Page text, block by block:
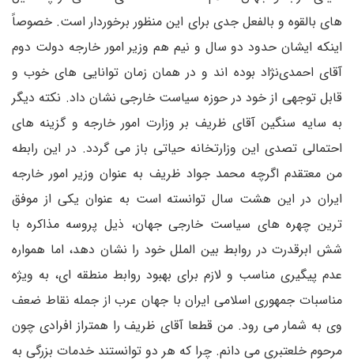
های بالقوه و بالفعل جدی برای این منظور برخوردار است. خصوصاً
اینکه ایشان حدود دو سال و نیم هم وزیر امور خارجه دولت دوم
آقای احمدی‌نژاد بوده اند و در همان زمان توانایی های خوب و
قابل توجهی از خود در حوزه سیاست خارجی نشان داد. نکته دیگر
به سایه سنگین آقای ظریف بر وزارت امور خارجه و گزینه های
احتمالی تصدی این وزارتخانه حیاتی باز می گردد. در این رابطه
من معتقدم اگرچه محمد جواد ظریف به عنوان وزیر امور خارجه
ایران در این هشت سال توانسته است به عنوان یکی از موفق
ترین چهره های سیاست خارجی جهان، ذیل پروسه مذاکره با
شش ابرقدرت در روابط بین الملل خود را نشان دهد، اما همواره
عدم پیگیری مناسب و لازم برای بهبود روابط منطقه ای، به ویژه
مناسبات جمهوری اسلامی ایران با جهان عرب از جمله نقاط ضعف
وی به شمار می رود. من قطعا آقای ظریف را همتراز افرادی چون
مرحوم خلعتبری می دانم. چرا که هر دو توانستند خدمات بزرگی به